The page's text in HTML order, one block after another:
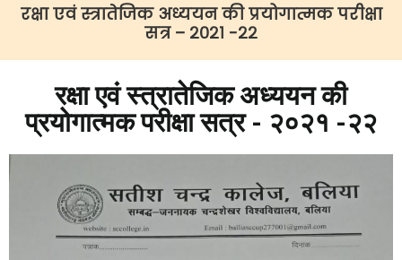
रक्षा एवं स्त्रातेजिक अध्ययन की प्रयोगात्मक परीक्षा
सत्र – २०२१ -२२
रक्षा एवं स्त्रातेजिक अध्ययन की
प्रयोगात्मक परीक्षा सत्र - २०२१ -२२